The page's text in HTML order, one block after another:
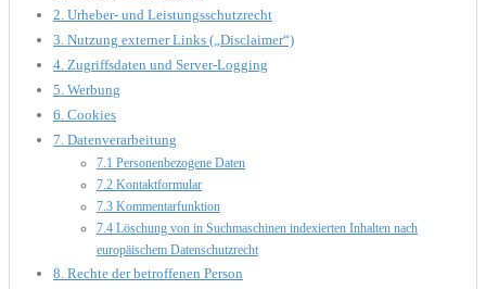
2. Urheber- und Leistungsschutzrecht
3. Nutzung externer Links („Disclaimer“)
4. Zugriffsdaten und Server-Logging
5. Werbung
6. Cookies
7. Datenverarbeitung
7.1 Personenbezogene Daten
7.2 Kontaktformular
7.3 Kommentarfunktion
7.4 Löschung von in Suchmaschinen indexierten Inhalten nach
europäischem Datenschutzrecht
8. Rechte der betroffenen Person